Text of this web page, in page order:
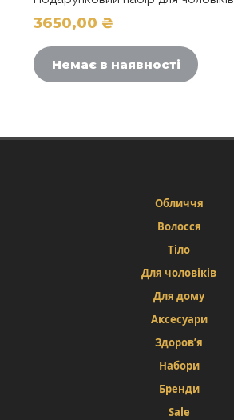
3650,00 ₴
Немає в наявності
Обличчя
Волосся
Тіло
Для чоловіків
Для дому
Аксесуари
Здоров’я
Набори
Бренди
Sale